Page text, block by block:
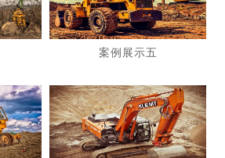
案例展示五